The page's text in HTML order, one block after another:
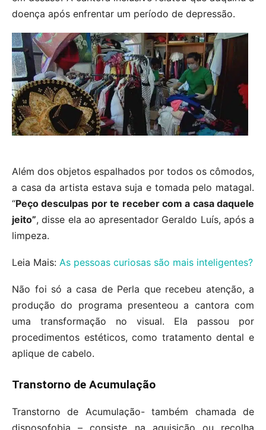
doença após enfrentar um período de depressão.
Além dos objetos espalhados por todos os cômodos,
a casa da artista estava suja e tomada pelo matagal.
“Peço desculpas por te receber com a casa daquele
jeito”, disse ela ao apresentador Geraldo Luís, após a
limpeza.
Leia Mais: As pessoas curiosas são mais inteligentes?
Não foi só a casa de Perla que recebeu atenção, a
produção do programa presenteou a cantora com
uma transformação no visual. Ela passou por
procedimentos estéticos, como tratamento dental e
aplique de cabelo.
Transtorno de Acumulação
Transtorno de Acumulação- também chamada de